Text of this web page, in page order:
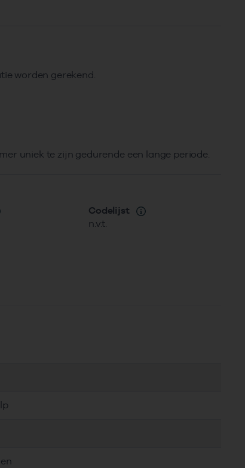
worden gerekend.
uniek te zijn gedurende een lange periode.
Codelijst
n.v.t.